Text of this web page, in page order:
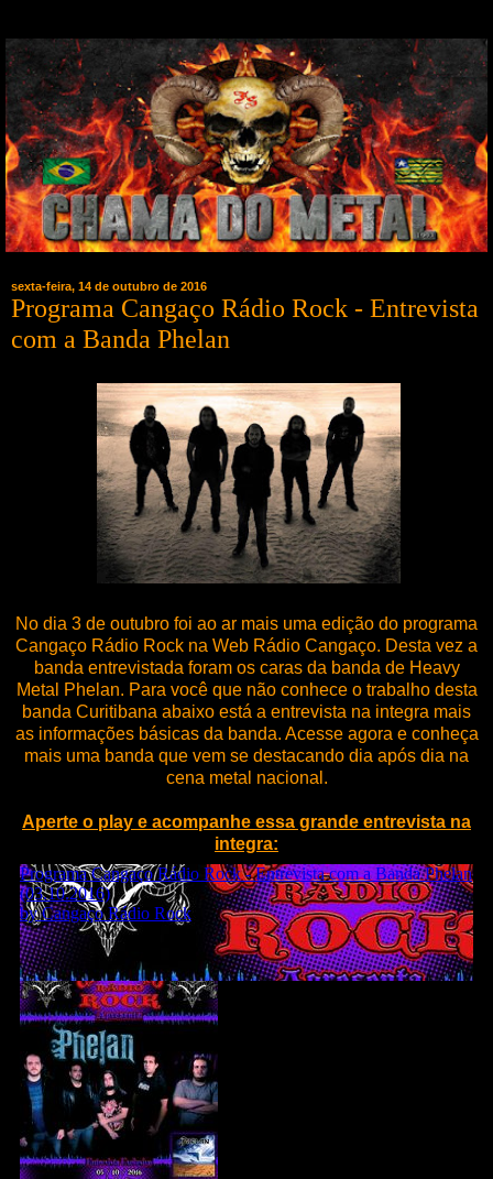
sexta-feira, 14 de outubro de 2016
Programa Cangaço Rádio Rock - Entrevista
com a Banda Phelan
No dia 3 de outubro foi ao ar mais uma edição do programa
Cangaço Rádio Rock na Web Rádio Cangaço. Desta vez a
banda entrevistada foram os caras da banda de Heavy
Metal Phelan. Para você que não conhece o trabalho desta
banda Curitibana abaixo está a entrevista na integra mais
as informações básicas da banda. Acesse agora e conheça
mais uma banda que vem se destacando dia após dia na
cena metal nacional.
Aperte o play e acompanhe essa grande entrevista na
integra: